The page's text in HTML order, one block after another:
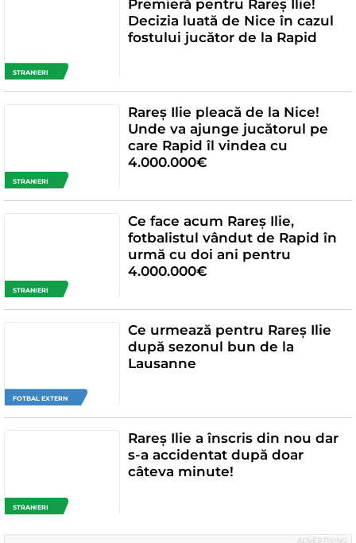
STRANIERI
Premieră pentru Rareș Ilie!
Decizia luată de Nice în cazul
fostului jucător de la Rapid
STRANIERI
Rareș Ilie pleacă de la Nice!
Unde va ajunge jucătorul pe
care Rapid îl vindea cu
4.000.000€
STRANIERI
Ce face acum Rareș Ilie,
fotbalistul vândut de Rapid în
urmă cu doi ani pentru
4.000.000€
FOTBAL EXTERN
Ce urmează pentru Rareș Ilie
după sezonul bun de la
Lausanne
STRANIERI
Rareș Ilie a înscris din nou dar
s-a accidentat după doar
câteva minute!